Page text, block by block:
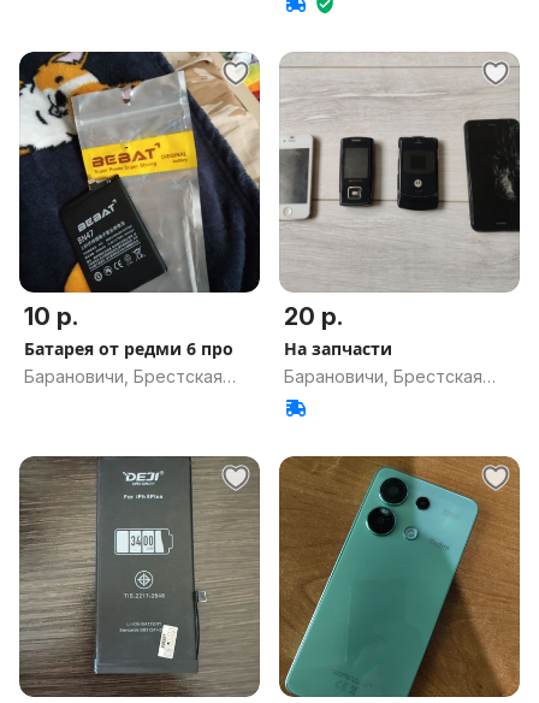
10 р.
Батарея от редми 6 про
Барановичи, Брестская
20 р.
На запчасти
Барановичи, Брестская
обл.